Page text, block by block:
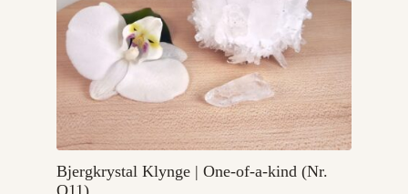
Bjergkrystal Klynge | One-of-a-kind (Nr.
O11)